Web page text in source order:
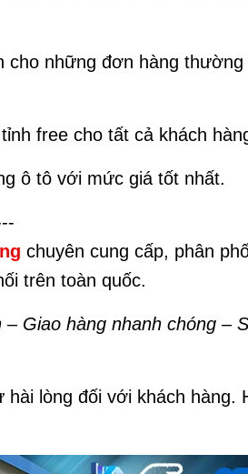
những đơn hàng
free cho tất cả khách
ô tô với mức giá tốt nhất.
chuyên cung cấp, phân
trên toàn quốc.
Giao hàng nhanh chóng –
hài lòng đối với khách